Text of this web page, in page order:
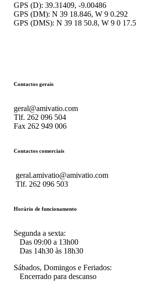
GPS (D): 39.31409, -9.00486
GPS (DM): N 39 18.846, W 9 0.292
GPS (DMS): N 39 18 50.8, W 9 0 17.5
Contactos gerais
geral@amivatio.com
Tlf. 262 096 504
Fax 262 949 006
Contactos comerciais
geral.amivatio@amivatio.com
Tlf. 262 096 503
Horário de funcionamento
Segunda a sexta:
Das 09:00 a 13h00
Das 14h30 às 18h30
Sábados, Domingos e Feriados:
Encerrado para descanso